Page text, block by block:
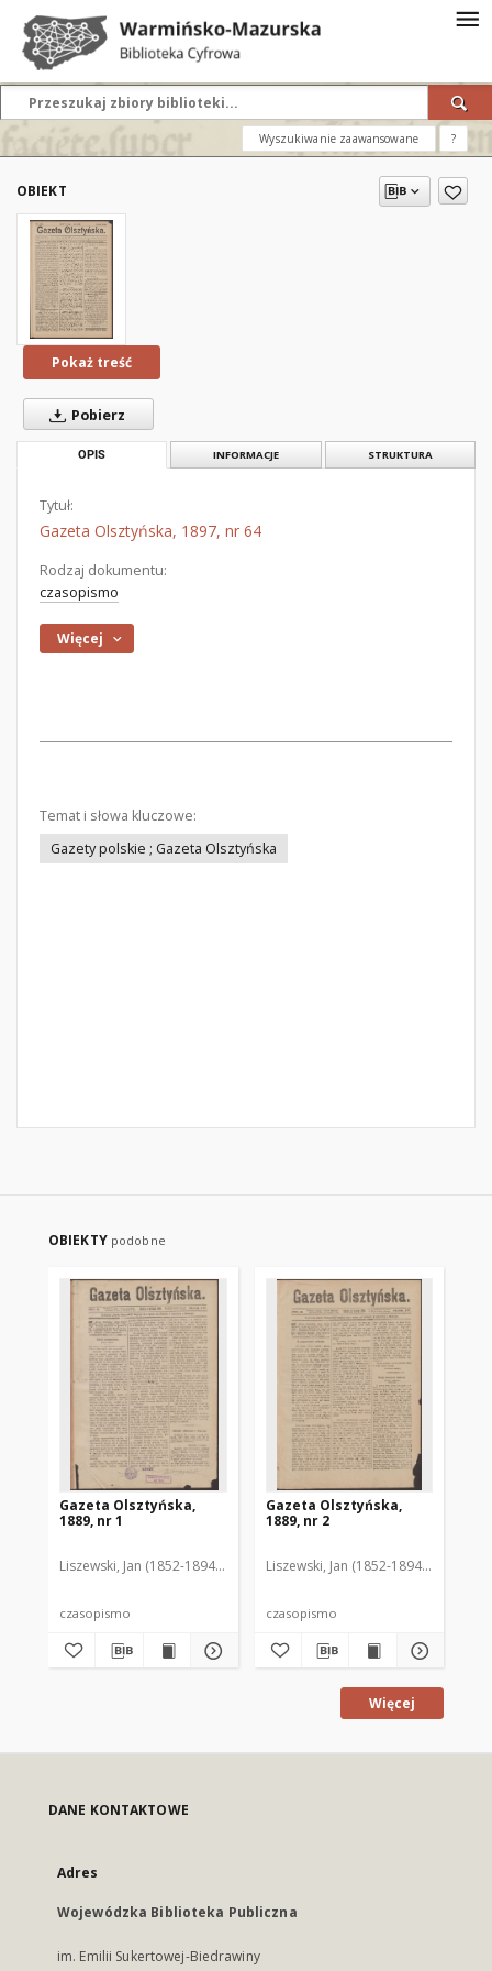
Wyszukiwanie zaawansowane ?
OBIEKT
Pokaż treść
Pobierz
OPIS INFORMACJE STRUKTURA
Tytuł:
Gazeta Olsztyńska, 1897, nr 64
Rodzaj dokumentu:
czasopismo
Więcej
Temat i słowa kluczowe:
Gazety polskie ; Gazeta Olsztyńska
OBIEKTY podobne
Gazeta Olsztyńska,
1889, nr 1
Liszewski, Jan (1852-1894). Red.
czasopismo
Gazeta Olsztyńska,
1889, nr 2
Liszewski, Jan (1852-1894). Red.
czasopismo
Więcej
DANE KONTAKTOWE
Adres
Wojewódzka Biblioteka Publiczna
im. Emilii Sukertowej-Biedrawiny